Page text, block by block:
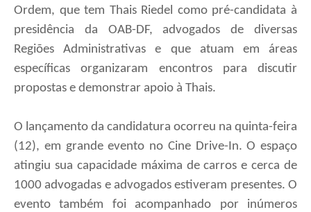
Ordem, que tem Thais Riedel como pré-candidata à
presidência da OAB-DF, advogados de diversas
Regiões Administrativas e que atuam em áreas
específicas organizaram encontros para discutir
propostas e demonstrar apoio à Thais.
O lançamento da candidatura ocorreu na quinta-feira
(12), em grande evento no Cine Drive-In. O espaço
atingiu sua capacidade máxima de carros e cerca de
1000 advogadas e advogados estiveram presentes. O
evento também foi acompanhado por inúmeros